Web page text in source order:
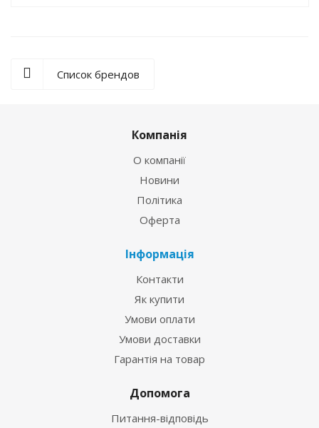
Список брендов
Компанія
О компанії
Новини
Політика
Оферта
Інформація
Контакти
Як купити
Умови оплати
Умови доставки
Гарантія на товар
Допомога
Питання-відповідь